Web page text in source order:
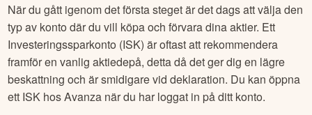
När du gått igenom det första steget är det dags att välja den
typ av konto där du vill köpa och förvara dina aktier. Ett
Investeringssparkonto (ISK) är oftast att rekommendera
framför en vanlig aktiedepå, detta då det ger dig en lägre
beskattning och är smidigare vid deklaration. Du kan öppna
ett ISK hos Avanza när du har loggat in på ditt konto.